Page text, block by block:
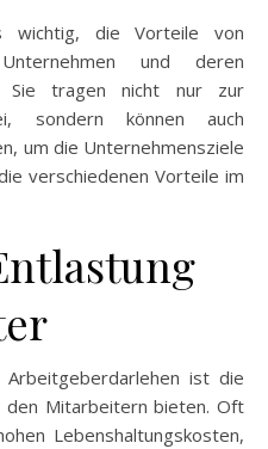
die Vorteile von
und deren
Sie tragen nicht nur zur
sondern können auch
um die Unternehmensziele
verschiedenen Vorteile im
ist die
den Mitarbeitern bieten. Oft
Lebenshaltungskosten,